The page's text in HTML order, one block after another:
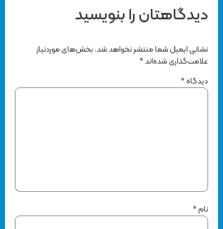
دیدگاهتان را بنویسید
نشانی ایمیل شما منتشر نخواهد شد. بخش‌های موردنیاز
علامت‌گذاری شده‌اند*
دیدگاه*
*